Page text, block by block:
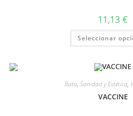
11,13 €
Seleccionar
Bata, Sanidad y Estética,
VACCINE